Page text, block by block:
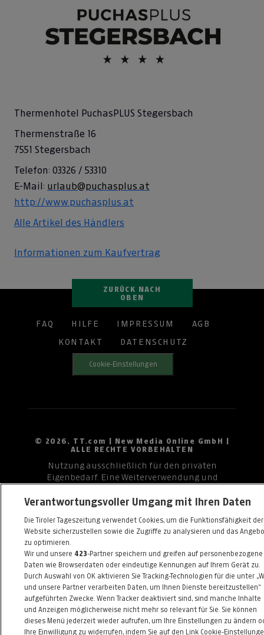
€ 0,00
€ 0,00
€ 0,00
---
---
---
---
Thermenhotel PuchasPLUS Stegersbach
Thermenstraße 16
7551 Stegersbach
Telefon: 03326 / 53310
E-Mail: urlaub@puchasplus.at
http://www.puchasplus.at
Alle Artikel des Händlers
Informationen zum Kaufvertrag
ZURÜCK NACH
OBEN
© 2026, TT.com | New Media Online GmbH |
ALLE RECHTE VORBEHALTEN
Nutzung ausschließlich für den privaten
Eigenbedarf. Eine Weiterverwendung und
hinaus ist nicht gestattet.
FAQ HILFE IMPRESSUM AGB
KONTAKT DATENSCHUTZ
Cookie-Einstellungen
Verantwortungsvoller Umgang mit Ihren Daten
Die Tiroler Tageszeitung verwendet Cookies, um die Funktionsfähigkeit der
Website sicherzustellen sowie die Zugriffe zu analysieren und das
zu optimieren.
Wir und unsere 423-Partner speichern und greifen auf personenbezogene
Daten wie Browserdaten oder eindeutige Kennungen auf Ihrem Gerät zu.
Durch Auswahl von OK aktivieren Sie Tracking-Technologien für die unter
und unsere Partner verarbeiten Daten, um Ihnen Dienste bereitzustellen“
aufgeführten Zwecke. Wenn Tracker deaktiviert sind, sind manche Inhalte
und Anzeigen möglicherweise nicht mehr so relevant für Sie. Sie können
dieses Menü jederzeit wieder aufrufen, um Ihre Einstellungen zu ändern
Ihre Einwilligung zu widerrufen, indem Sie auf den Link Cookie-